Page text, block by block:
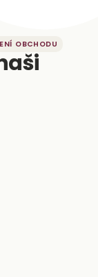
OBCHODU